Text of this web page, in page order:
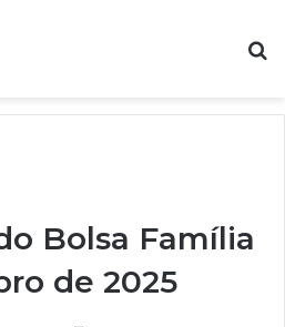
Bolsa Família
de 2025